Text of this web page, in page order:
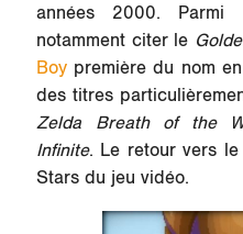
années 2000. Parmi
notamment citer le
Boypremière du nom
des titres
Zelda Breath of the
Infinite. Le retour vers
Stars du jeu vidéo.